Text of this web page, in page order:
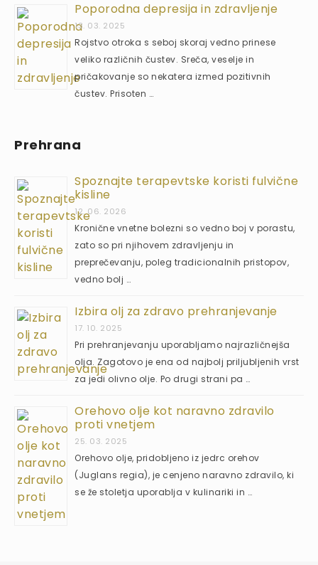
Poporodna depresija in zdravljenje
13. 03. 2025
Rojstvo otroka s seboj skoraj vedno prinese
veliko različnih čustev. Sreča, veselje in
pričakovanje so nekatera izmed pozitivnih
čustev. Prisoten …
Prehrana
Spoznajte terapevtske koristi fulvične
kisline
12. 06. 2026
Kronične vnetne bolezni so vedno boj v porastu,
zato so pri njihovem zdravljenju in
preprečevanju, poleg tradicionalnih pristopov,
vedno bolj …
Izbira olj za zdravo prehranjevanje
17. 10. 2025
Pri prehranjevanju uporabljamo najrazličnejša
olja. Zagotovo je ena od najbolj priljubljenih vrst
za jedi olivno olje. Po drugi strani pa …
Orehovo olje kot naravno zdravilo
proti vnetjem
25. 03. 2025
Orehovo olje, pridobljeno iz jedrc orehov
(Juglans regia), je cenjeno naravno zdravilo, ki
se že stoletja uporablja v kulinariki in …